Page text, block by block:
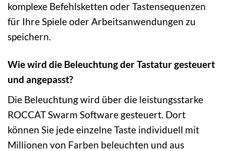
komplexe Befehlsketten oder Tastensequenzen
für Ihre Spiele oder Arbeitsanwendungen zu
speichern.
Wie wird die Beleuchtung der Tastatur gesteuert
und angepasst?
Die Beleuchtung wird über die leistungsstarke
ROCCAT Swarm Software gesteuert. Dort
können Sie jede einzelne Taste individuell mit
Millionen von Farben beleuchten und aus